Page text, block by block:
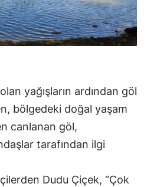
yağışların ardından göl
bölgedeki doğal yaşam
canlanan göl,
tarafından ilgi
Dudu Çiçek, “Çok